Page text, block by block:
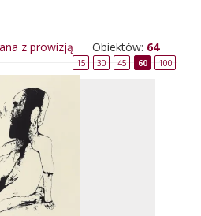
z prowizją Obiektów: 64
15 30 45 60 100